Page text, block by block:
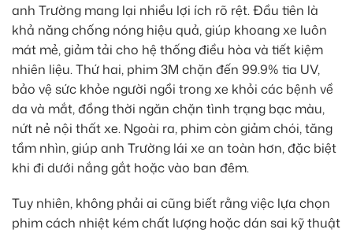
anh Trường mang lại nhiều lợi ích rõ rệt. Đầu tiên là
khả năng chống nóng hiệu quả, giúp khoang xe luôn
mát mẻ, giảm tải cho hệ thống điều hòa và tiết kiệm
nhiên liệu. Thứ hai, phim 3M chặn đến 99.9% tia UV,
bảo vệ sức khỏe người ngồi trong xe khỏi các bệnh về
da và mắt, đồng thời ngăn chặn tình trạng bạc màu,
nứt nẻ nội thất xe. Ngoài ra, phim còn giảm chói, tăng
tầm nhìn, giúp anh Trường lái xe an toàn hơn, đặc biệt
khi đi dưới nắng gắt hoặc vào ban đêm.
Tuy nhiên, không phải ai cũng biết rằng việc lựa chọn
phim cách nhiệt kém chất lượng hoặc dán sai kỹ thuật